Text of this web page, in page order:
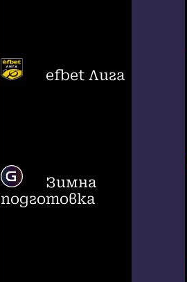
efbet Лига
Зимна
подготовка